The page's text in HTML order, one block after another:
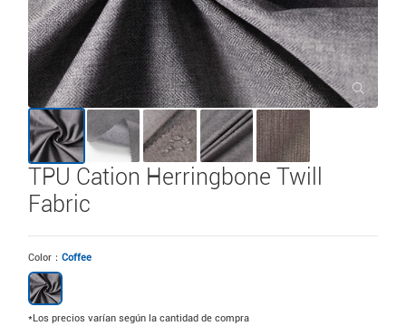
TPU Cation Herringbone Twill
Fabric
Color：Coffee
*Los precios varían según la cantidad de compra